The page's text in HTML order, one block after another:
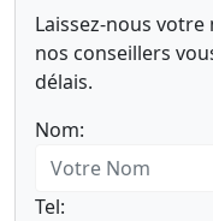
Laissez-nous
nos conseillers
délais.
Nom:
Tel: